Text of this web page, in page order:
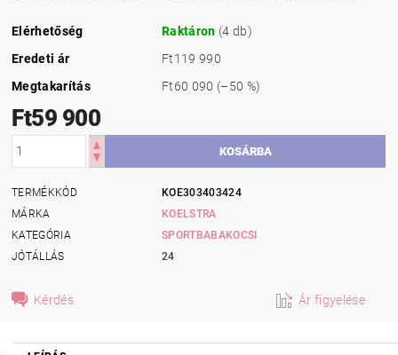
Elérhetőség Raktáron (4 db)
Eredeti ár
Ft119 990
Megtakarítás
Ft60 090 (–50 %)
Ft59 900
TERMÉKKÓD
KOE303403424
MÁRKA
KOELSTRA
KATEGÓRIA
SPORTBABAKOCSI
JÓTÁLLÁS
24
Kérdés Ár figyelése